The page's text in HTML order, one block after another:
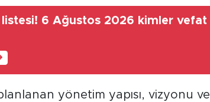
6 Ağustos 2026 kimler vefat
yönetim yapısı, vizyonu ve